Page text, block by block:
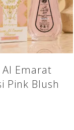
Al Emarat
Pink Blush